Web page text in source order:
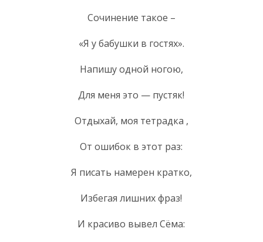
Сочинение такое –
«Я у бабушки в гостях».
Напишу одной ногою,
Для меня это — пустяк!
Отдыхай, моя тетрадка ,
От ошибок в этот раз:
Я писать намерен кратко,
Избегая лишних фраз!
И красиво вывел Сёма: